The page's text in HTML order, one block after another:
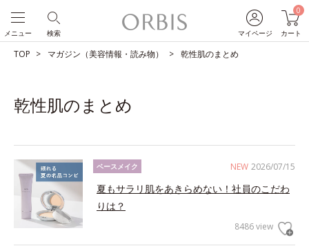
マイページ
0
カート
検索
メニュー
TOP マガジン（美容情報・読み物） 乾性肌のまとめ
乾性肌のまとめ
NEW 2026/07/15
ベースメイク
夏もサラリ肌をあきらめない！社員のこだわ
りは？
8486 view